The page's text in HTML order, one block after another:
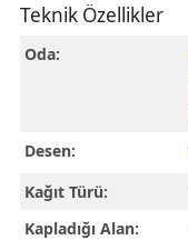
Teknik Özellikler
Oda:
Desen:
Kağıt Türü:
Kapladığı Alan: